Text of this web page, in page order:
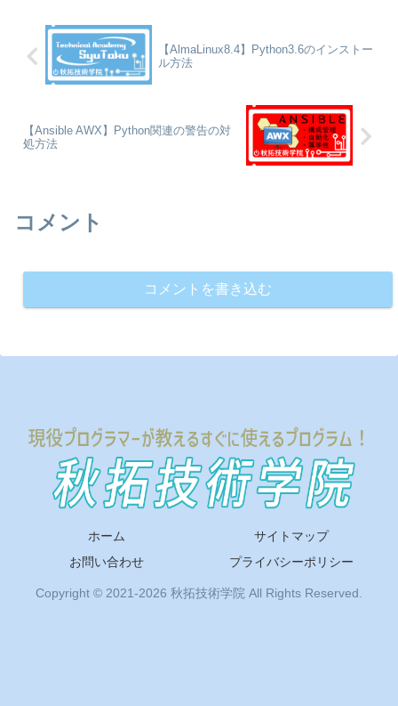
【AlmaLinux8.4】Python3.6のインストー
ル方法
【Ansible AWX】Python関連の警告の対
処方法
コメント
コメントを書き込む
ホーム
サイトマップ
お問い合わせ
プライバシーポリシー
Copyright © 2021-2026 秋拓技術学院 All Rights Reserved.